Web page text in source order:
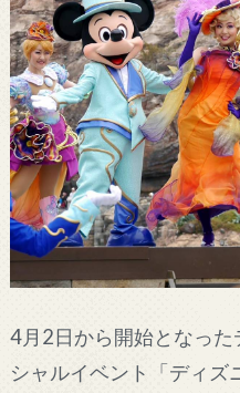
4月2日から開始となっ
シャルイベント「ディズ